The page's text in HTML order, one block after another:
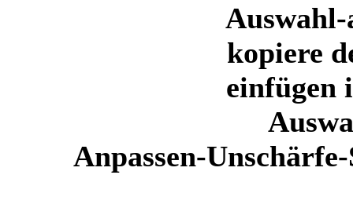
Auswahl-
kopiere
einfügen
Anpassen-